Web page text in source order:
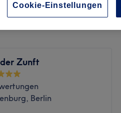
Zunft
Berlin
Cookie-Einstellungen